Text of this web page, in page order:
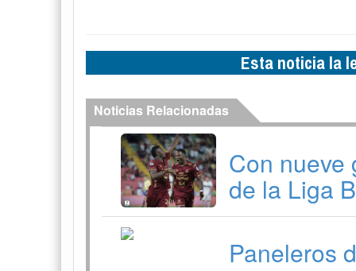
Esta noticia la
Noticias Relacionadas
Con nueve
de la Liga
Paneleros